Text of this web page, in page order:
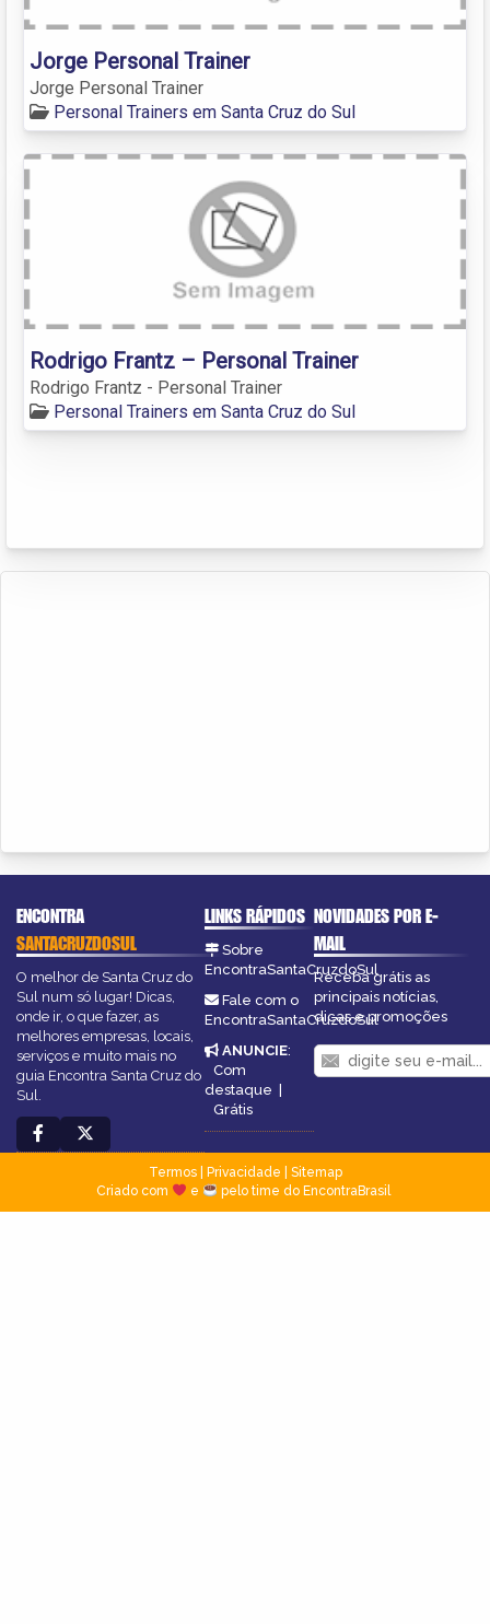
Jorge Personal Trainer
Jorge Personal Trainer
Personal Trainers em Santa Cruz do Sul
Rodrigo Frantz – Personal Trainer
Rodrigo Frantz - Personal Trainer
Personal Trainers em Santa Cruz do Sul
ENCONTRA
SANTACRUZDOSUL
O melhor de Santa Cruz do
Sul num só lugar! Dicas,
onde ir, o que fazer, as
melhores empresas, locais,
serviços e muito mais no
guia Encontra Santa Cruz do
Sul.
LINKS RÁPIDOS
Sobre
EncontraSantaCruzdoSul
Fale com o
EncontraSantaCruzdoSul
ANUNCIE:
Com
destaque |
Grátis
NOVIDADES POR E-
MAIL
Receba grátis as
principais notícias,
dicas e promoções
Termos| Privacidade
Sitemap
Criado com
e pelo time do EncontraBrasil